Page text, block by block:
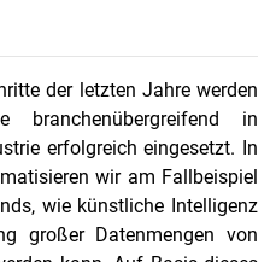
der letzten Jahre werden
branchenübergreifend in
erfolgreich eingesetzt. In
wir am Fallbeispiel
wie künstliche Intelligenz
großer Datenmengen von